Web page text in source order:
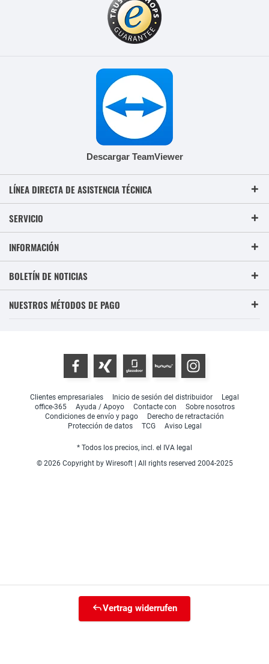
Descargar TeamViewer
LÍNEA DIRECTA DE ASISTENCIA TÉCNICA
SERVICIO
INFORMACIÓN
BOLETÍN DE NOTICIAS
NUESTROS MÉTODOS DE PAGO
Clientes empresariales Inicio de sesión del distribuidor
Legal
office-365
Ayuda / Apoyo Contacte con
Sobre nosotros
Condiciones de envío y pago
Derecho de retractación
Protección de datos
TCG Aviso Legal
* Todos los precios, incl. el IVA legal
© 2026 Copyright by Wiresoft | All rights reserved 2004-2025
Vertrag widerrufen